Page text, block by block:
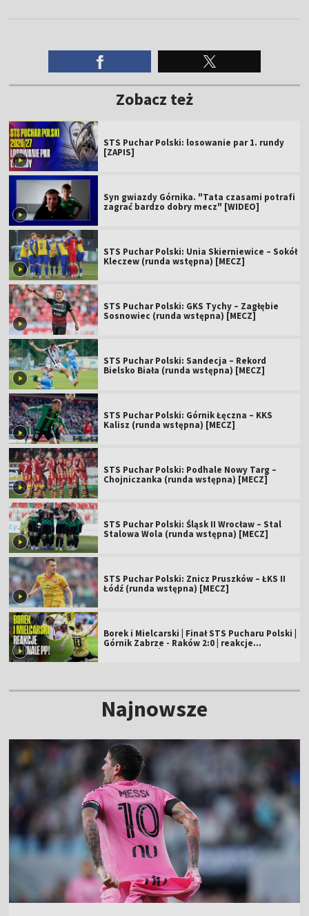
Zobacz też
STS Puchar Polski: losowanie par 1. rundy
[ZAPIS]
Syn gwiazdy Górnika. "Tata czasami potrafi
zagrać bardzo dobry mecz" [WIDEO]
STS Puchar Polski: Unia Skierniewice – Sokół
Kleczew (runda wstępna) [MECZ]
STS Puchar Polski: GKS Tychy – Zagłębie
Sosnowiec (runda wstępna) [MECZ]
STS Puchar Polski: Sandecja – Rekord
Bielsko Biała (runda wstępna) [MECZ]
STS Puchar Polski: Górnik Łęczna – KKS
Kalisz (runda wstępna) [MECZ]
STS Puchar Polski: Podhale Nowy Targ –
Chojniczanka (runda wstępna) [MECZ]
STS Puchar Polski: Śląsk II Wrocław – Stal
Stalowa Wola (runda wstępna) [MECZ]
STS Puchar Polski: Znicz Pruszków – ŁKS II
Łódź (runda wstępna) [MECZ]
Borek i Mielcarski | Finał STS Pucharu Polski |
Górnik Zabrze - Raków 2:0 | reakcje
komentatorów
Najnowsze